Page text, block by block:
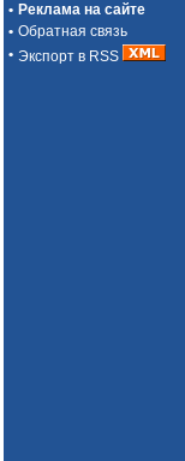
• Реклама на сайте
• Обратная связь
• Экспорт в RSS